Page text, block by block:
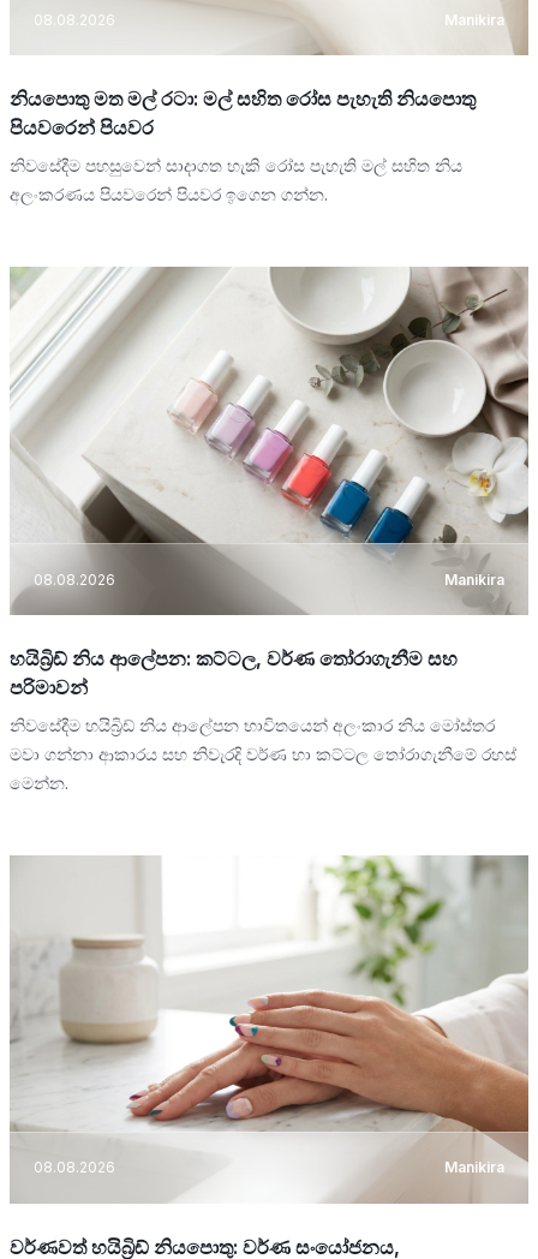
08.08.2026 Manikira
නියපොතු මත මල් රටා: මල් සහිත රෝස පැහැති නියපොතු
පියවරෙන් පියවර
නිවසේදීම පහසුවෙන් සාදාගත හැකි රෝස පැහැති මල් සහිත නිය
අලංකරණය පියවරෙන් පියවර ඉගෙන ගන්න.
08.08.2026 Manikira
හයිබ්‍රිඩ් නිය ආලේපන: කට්ටල, වර්ණ තෝරාගැනීම සහ
පරිමාවන්
නිවසේදීම හයිබ්‍රිඩ් නිය ආලේපන භාවිතයෙන් අලංකාර නිය මෝස්තර
මවා ගන්නා ආකාරය සහ නිවැරදි වර්ණ හා කට්ටල තෝරාගැනීමේ රහස්
මෙන්න.
08.08.2026 Manikira
වර්ණවත් හයිබ්‍රිඩ් නියපොතු: වර්ණ සංයෝජනය,